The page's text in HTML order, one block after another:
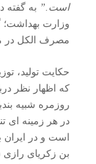
است .” به گفته
وزارت بهداشت؛
مصرف الکل در
حکایت تولید،
که اظهار نظر
روزمره شبیه
در هر زمینه ای
است و در